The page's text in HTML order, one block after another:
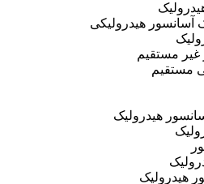
آسانسور هیدرولیکی
مستقیم
مستقیم
هیدرولیک
هیدرولیک